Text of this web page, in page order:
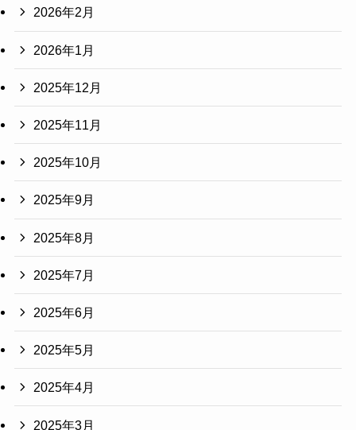
2026年2月
2026年1月
2025年12月
2025年11月
2025年10月
2025年9月
2025年8月
2025年7月
2025年6月
2025年5月
2025年4月
2025年3月